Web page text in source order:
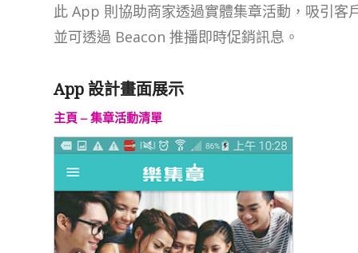
此 App 則協助商家透過實體集章活動，吸引客
並可透過 Beacon 推播即時促銷訊息。
App 設計畫面展示
主頁 – 集章活動清單